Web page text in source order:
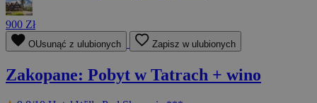
900 Zł
OUsunąć z ulubionych Zapisz w ulubionych
Zakopane: Pobyt w Tatrach + wino